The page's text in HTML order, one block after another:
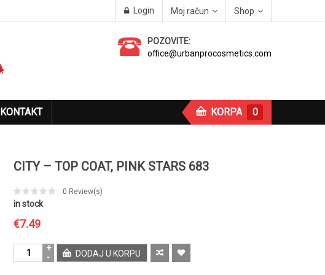
Moj račun Shop
Login
POZOVITE:
office@urbanprocosmetics.com
KONTAKT KORPA 0
CITY – TOP COAT, PINK STARS 683
0 Review(s)
in stock
€7.49
CITY
-
DODAJ U KORPU